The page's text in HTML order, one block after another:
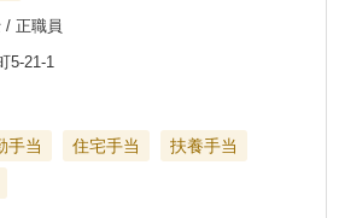
/ 正職員
5-21-1
手当 住宅手当
扶養手当